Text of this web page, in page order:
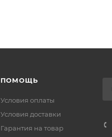
ПОМОЩЬ
Условия оплаты
Условия доставки
Гарантия на товар